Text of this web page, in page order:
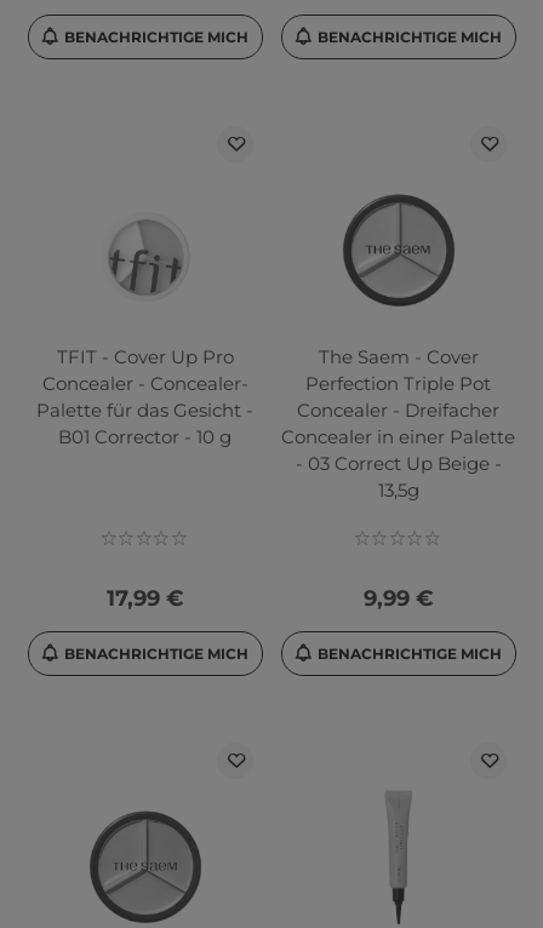
BENACHRICHTIGE MICH BENACHRICHTIGE MICH
TFIT - Cover Up Pro
Concealer - Concealer-
Palette für das Gesicht -
B01 Corrector - 10 g
17,99 €
BENACHRICHTIGE MICH
The Saem - Cover
Perfection Triple Pot
Concealer - Dreifacher
Concealer in einer Palette
- 03 Correct Up Beige -
13,5g
9,99 €
BENACHRICHTIGE MICH